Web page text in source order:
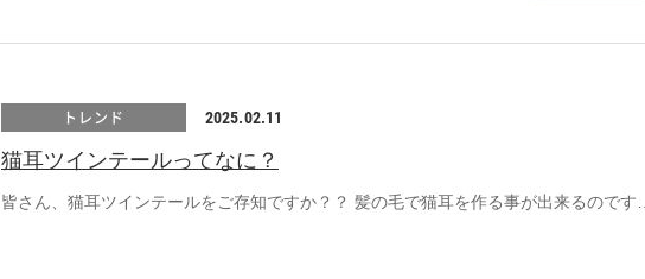
トレンド 2025.02.11
猫耳ツインテールってなに？
皆さん、猫耳ツインテールをご存知ですか？？ 髪の毛で猫耳を作る事が出来るのです…